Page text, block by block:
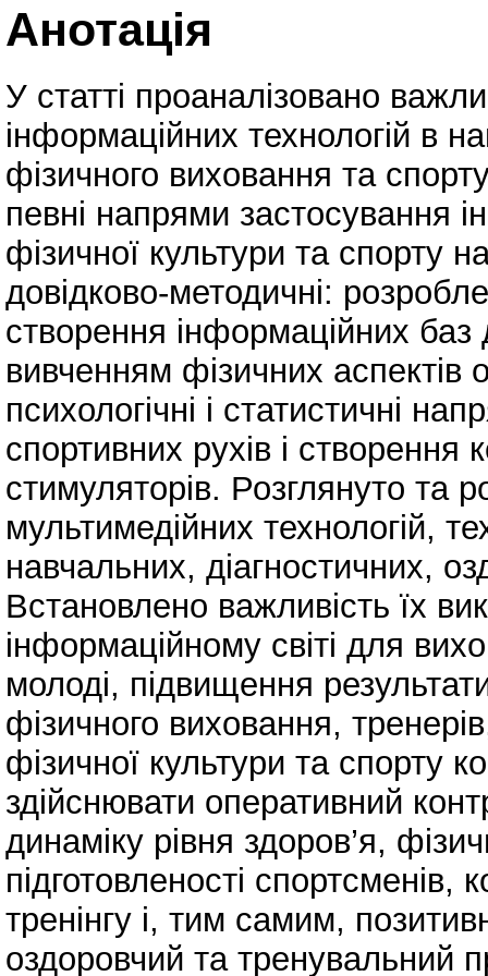
Анотація
У статті проаналізовано
інформаційних технологій в
фізичного виховання та
певні напрями застосування
фізичної культури та спорту
довідково-методичні:
створення інформаційних баз
вивченням фізичних аспектів
психологічні і статистичні
спортивних рухів і створення
стимуляторів. Розглянуто та
мультимедійних технологій,
навчальних, діагностичних,
Встановлено важливість їх
інформаційному світі для
молоді, підвищення
фізичного виховання,
фізичної культури та спорту
здійснювати оперативний
динаміку рівня здоров’я,
підготовленості
тренінгу і, тим самим,
оздоровчий та тренувальний